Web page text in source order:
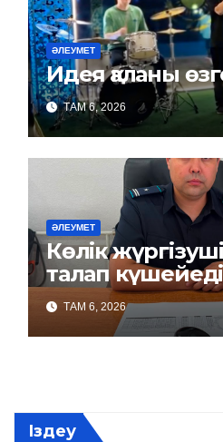
ӘЛЕУМЕТ
Идея қаланы
ТАМ 6, 2026
ӘЛЕУМЕТ
Көлік
талап күшейеді
ТАМ 6, 2026
Іздеу